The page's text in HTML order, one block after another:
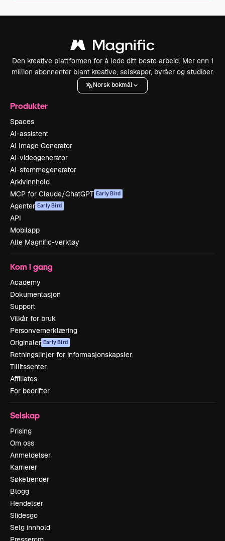
Den kreative plattformen for å lede ditt beste arbeid. Mer enn 1
million abonnenter blant kreative, selskaper, byråer og studioer.
Norsk bokmål
Produkter
Spaces
AI-assistent
AI Image Generator
AI-videogenerator
AI-stemmegenerator
Arkivinnhold
MCP for Claude/ChatGPT Early Bird
Agenter Early Bird
API
Mobilapp
Alle Magnific-verktøy
Kom i gang
Academy
Dokumentasjon
Support
Vilkår for bruk
Personvernerklæring
Originaler Early Bird
Retningslinjer for informasjonskapsler
Tillitssenter
Affiliates
For bedrifter
Selskap
Prising
Om oss
Anmeldelser
Karrierer
Søketrender
Blogg
Hendelser
Slidesgo
Selg innhold